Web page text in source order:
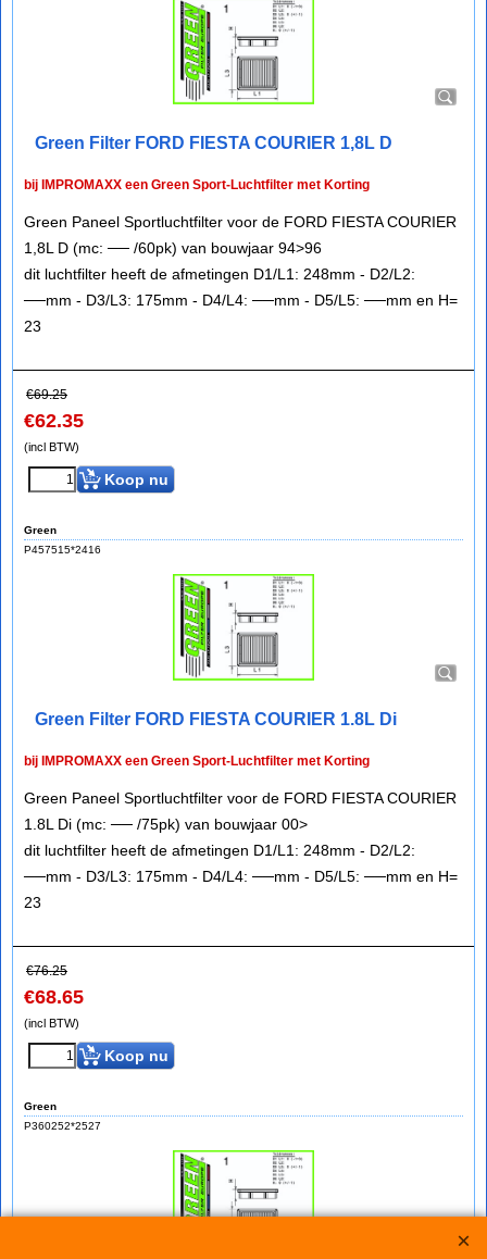
Green Filter FORD FIESTA COURIER 1,8L D
bij IMPROMAXX een Green Sport-Luchtfilter met Korting
Green Paneel Sportluchtfilter voor de FORD FIESTA COURIER
1,8L D (mc: ── /60pk) van bouwjaar 94>96
dit luchtfilter heeft de afmetingen D1/L1: 248mm - D2/L2:
──mm - D3/L3: 175mm - D4/L4: ──mm - D5/L5: ──mm en H=
23
€69.25
€62.35
(incl BTW)
Koop nu
Green
P457515*2416
Green Filter FORD FIESTA COURIER 1.8L Di
bij IMPROMAXX een Green Sport-Luchtfilter met Korting
Green Paneel Sportluchtfilter voor de FORD FIESTA COURIER
1.8L Di (mc: ── /75pk) van bouwjaar 00>
dit luchtfilter heeft de afmetingen D1/L1: 248mm - D2/L2:
──mm - D3/L3: 175mm - D4/L4: ──mm - D5/L5: ──mm en H=
23
€76.25
€68.65
(incl BTW)
Koop nu
Green
P360252*2527